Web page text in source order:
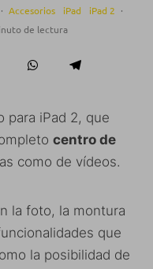
· Accesorios iPad iPad 2 ·
de lectura
para iPad 2, que
centro de
como de vídeos.
la foto, la montura
que
la posibilidad de